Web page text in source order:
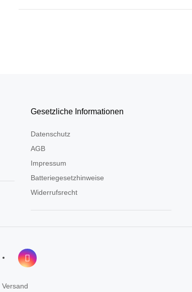
Gesetzliche Informationen
Datenschutz
AGB
Impressum
Batteriegesetzhinweise
Widerrufsrecht
Versand